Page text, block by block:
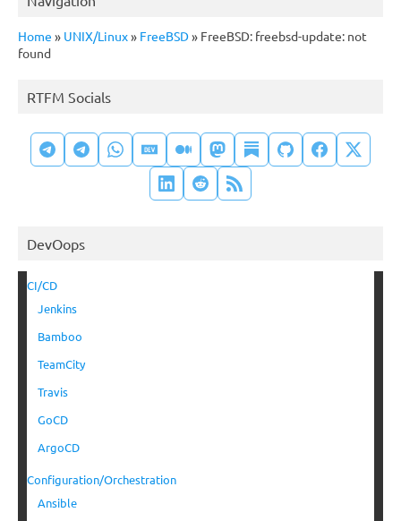
Home » UNIX/Linux» FreeBSD» FreeBSD: freebsd-update: not
found
RTFM Socials
DevOops
CI/CD
Jenkins
Bamboo
TeamCity
Travis
GoCD
ArgoCD
Configuration/Orchestration
Ansible